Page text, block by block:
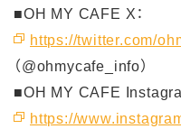
■OH MY CAFE X：
https://twitter.com/
（@ohmycafe_info）
■OH MY CAFE
https://